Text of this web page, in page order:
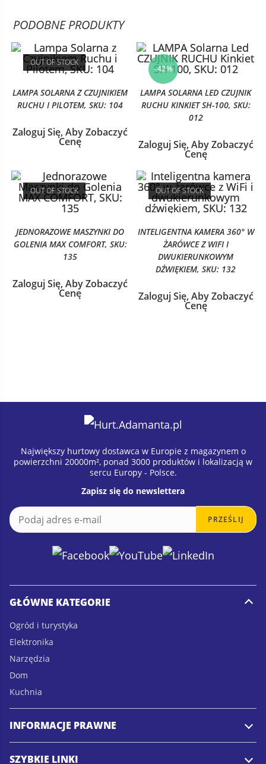
PODOBNE PRODUKTY
OUT OF STOCK
LAMPA SOLARNA Z CZUJNIKIEM
RUCHU I PILOTEM, SKU: 104
Zaloguj Się, Aby Zobaczyć
Cenę
-42%
LAMPA SOLARNA LED CZUJNIK
RUCHU KINKIET SH-100, SKU:
012
Zaloguj Się, Aby Zobaczyć
Cenę
OUT OF STOCK
JEDNORAZOWE MASZYNKI DO
GOLENIA MAX COMFORT, SKU:
135
Zaloguj Się, Aby Zobaczyć
Cenę
OUT OF STOCK
INTELIGENTNA KAMERA 360° W
ŻARÓWCE Z WIFI I
DWUKIERUNKOWYM
DŹWIĘKIEM, SKU: 132
Zaloguj Się, Aby Zobaczyć
Cenę
Największy hurtowy dostawca w Europie z magazynem o
powierzchni 20000m², ponad 3000 produktów i lokalizacją w
sercu Europy - Polsce.
Zapisz się do newslettera
a
i
l
E
m
a
PRZEŚLIJ
GŁÓWNE KATEGORIE
Ogród i turystyka
Elektronika
Narzędzia
Dom
Kuchnia
INFORMACJE PRAWNE
SZYBKIE LINKI